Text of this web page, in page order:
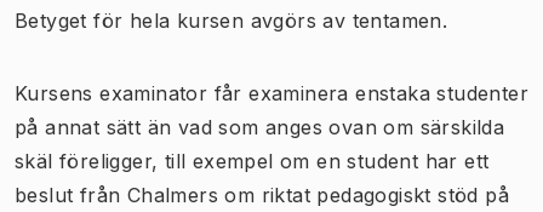
Betyget för hela kursen avgörs av tentamen.
Kursens examinator får examinera enstaka studenter
på annat sätt än vad som anges ovan om särskilda
skäl föreligger, till exempel om en student har ett
beslut från Chalmers om riktat pedagogiskt stöd på